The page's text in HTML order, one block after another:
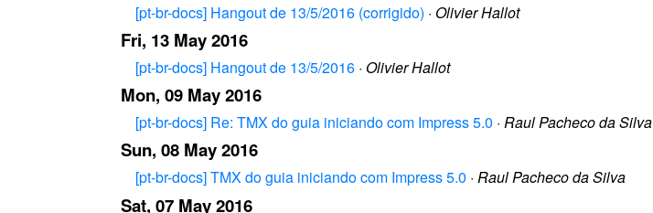
[pt-br-docs] Hangout de 13/5/2016 (corrigido) · Olivier Hallot
Fri, 13 May 2016
[pt-br-docs] Hangout de 13/5/2016 · Olivier Hallot
Mon, 09 May 2016
[pt-br-docs] Re: TMX do guia iniciando com Impress 5.0 · Raul Pacheco da Silva
Sun, 08 May 2016
[pt-br-docs] TMX do guia iniciando com Impress 5.0 · Raul Pacheco da Silva
Sat, 07 May 2016